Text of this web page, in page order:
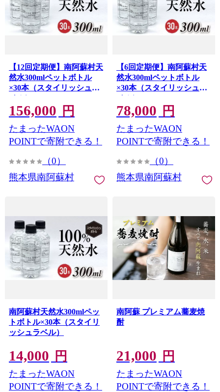
【12回定期便】南阿蘇村天
然水300mlペットボトル
×30本（スタイリッシュラ
ベル）
156,000 円
たまったWAON
POINTで寄附できる！
（0）
熊本県南阿蘇村
【6回定期便】南阿蘇村天
然水300mlペットボトル
×30本（スタイリッシュラ
ベル）
78,000 円
たまったWAON
POINTで寄附できる！
（0）
熊本県南阿蘇村
南阿蘇村天然水300mlペッ
トボトル×30本（スタイリ
ッシュラベル）
14,000 円
たまったWAON
POINTで寄附できる！
南阿蘇 プレミアム蕎麦焼
酎
21,000 円
たまったWAON
POINTで寄附できる！